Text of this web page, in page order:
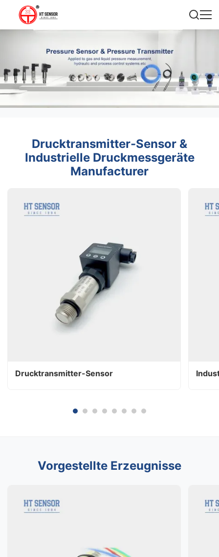
Drucktransmitter-Sensor &
Industrielle Druckmessgeräte
Manufacturer
Drucktransmitter-Sensor
Vorgestellte Erzeugnisse